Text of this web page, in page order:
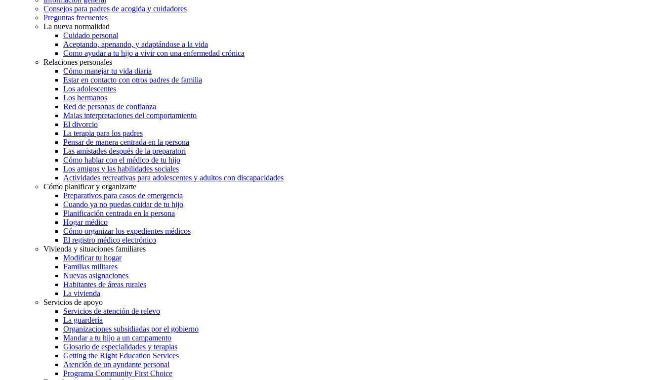
Consejos para padres de acogida y cuidadores
Preguntas frecuentes
La nueva normalidad
Cuidado personal
Aceptando, apenando, y adaptándose a la vida
Como ayudar a tu hijo a vivir con una enfermedad crónica
Relaciones personales
Cómo manejar tu vida diaria
Estar en contacto con otros padres de familia
Los adolescentes
Los hermanos
Red de personas de confianza
Malas interpretaciones del comportamiento
El divorcio
La terapia para los padres
Pensar de manera centrada en la persona
Las amistades después de la preparatori
Cómo hablar con el médico de tu hijo
Los amigos y las habilidades sociales
Actividades recreativas para adolescentes y adultos con discapacidades
Cómo planificar y organizarte
Preparativos para casos de emergencia
Cuando ya no puedas cuidar de tu hijo
Planificación centrada en la persona
Hogar médico
Cómo organizar los expedientes médicos
El registro médico electrónico
Vivienda y situaciones familiares
Modificar tu hogar
Familias militares
Nuevas asignaciones
Habitantes de áreas rurales
La vivienda
Servicios de apoyo
Servicios de atención de relevo
La guardería
Organizaciones subsidiadas por el gobierno
Mandar a tu hijo a un campamento
Glosario de especialidades y terapias
Getting the Right Education Services
Atención de un ayudante personal
Programa Community First Choice